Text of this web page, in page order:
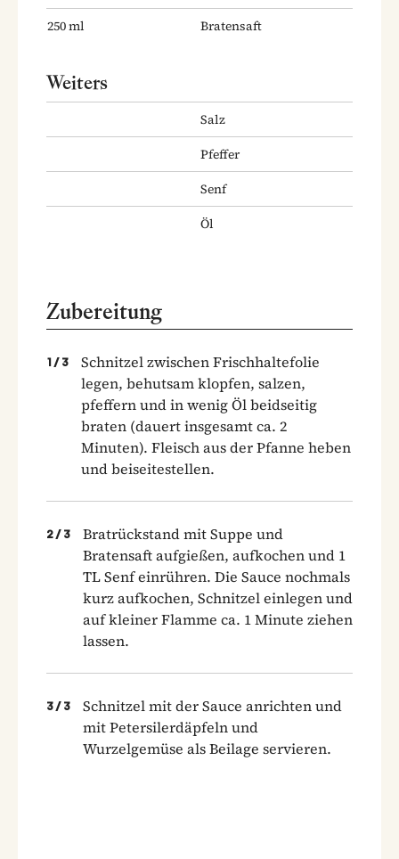
250ml Bratensaft
Weiters
Salz
Pfeffer
Senf
Öl
Zubereitung
1 / 3
Schnitzel zwischen Frischhaltefolie
legen, behutsam klopfen, salzen,
pfeffern und in wenig Öl beidseitig
braten (dauert insgesamt ca. 2
Minuten). Fleisch aus der Pfanne heben
und beiseitestellen.
2/ 3
Bratrückstand mit Suppe und
Bratensaft aufgießen, aufkochen und 1
TL Senf einrühren. Die Sauce nochmals
kurz aufkochen, Schnitzel einlegen und
auf kleiner Flamme ca. 1 Minute ziehen
lassen.
3/ 3
Schnitzel mit der Sauce anrichten und
mit Petersilerdäpfeln und
Wurzelgemüse als Beilage servieren.